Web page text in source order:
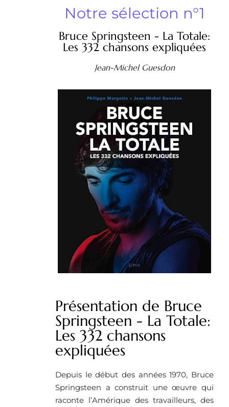
Notre sélection n°1
Bruce Springsteen - La Totale:
Les 332 chansons expliquées
Jean-Michel Guesdon
Présentation de Bruce
Springsteen - La Totale:
Les 332 chansons
expliquées
Depuis le début des années 1970, Bruce
Springsteen a construit une œuvre qui
raconte l’Amérique des travailleurs, des